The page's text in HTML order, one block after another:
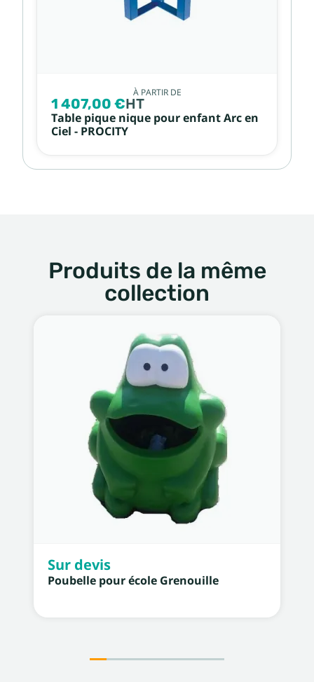
À PARTIR DE
1 407,00 €HT
Table pique nique pour enfant Arc en
Ciel - PROCITY
Produits de la même
collection
Sur devis
Poubelle pour école Grenouille